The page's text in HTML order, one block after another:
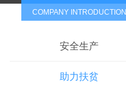
COMPANY INTRODUCTION
安全生产
助力扶贫